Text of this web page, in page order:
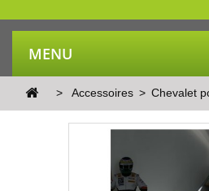
MENU
> Accessoires > Chevalet